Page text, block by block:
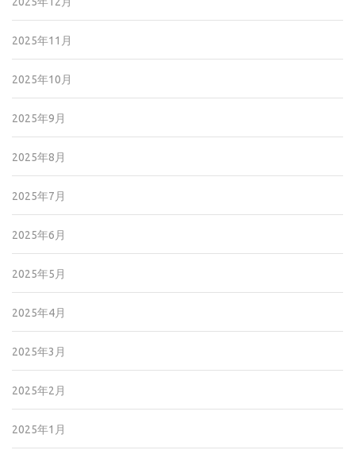
2025年11月
2025年10月
2025年9月
2025年8月
2025年7月
2025年6月
2025年5月
2025年4月
2025年3月
2025年2月
2025年1月